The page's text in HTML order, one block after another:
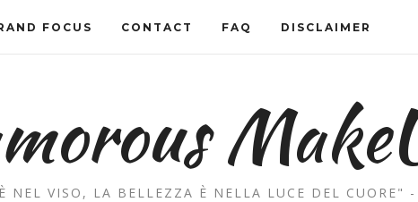
FOCUS CONTACT FAQ DISCLAIMER
NEL VISO, LA BELLEZZA È NELLA LUCE DEL CUORE"